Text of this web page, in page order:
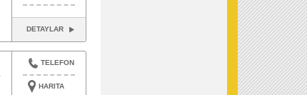
DETAYLAR
TELEFON
HARITA